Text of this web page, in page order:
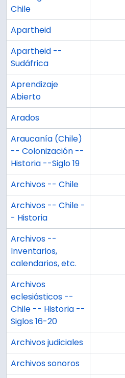
Chile
Apartheid
Apartheid --
Sudáfrica
Aprendizaje
Abierto
Arados
Araucanía (Chile)
-- Colonización --
Historia --Siglo 19
Archivos -- Chile
Archivos -- Chile -
- Historia
Archivos --
Inventarios,
calendarios, etc.
Archivos
eclesiásticos --
Chile -- Historia --
Siglos 16-20
Archivos judiciales
Archivos sonoros